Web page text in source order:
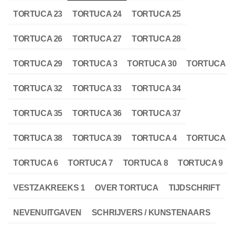
TORTUCA 23 TORTUCA 24 TORTUCA 25
TORTUCA 26 TORTUCA 27 TORTUCA 28
TORTUCA 29 TORTUCA 3 TORTUCA 30 TORTUCA
TORTUCA 32 TORTUCA 33 TORTUCA 34
TORTUCA 35 TORTUCA 36 TORTUCA 37
TORTUCA 38 TORTUCA 39 TORTUCA 4 TORTUCA
TORTUCA 6 TORTUCA 7 TORTUCA 8 TORTUCA 9
VESTZAKREEKS 1 OVER TORTUCA TIJDSCHRIFT
NEVENUITGAVEN SCHRIJVERS / KUNSTENAARS